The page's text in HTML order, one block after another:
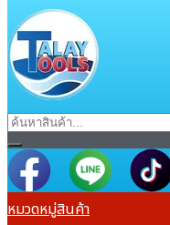
หมวดหมู่สินค้า